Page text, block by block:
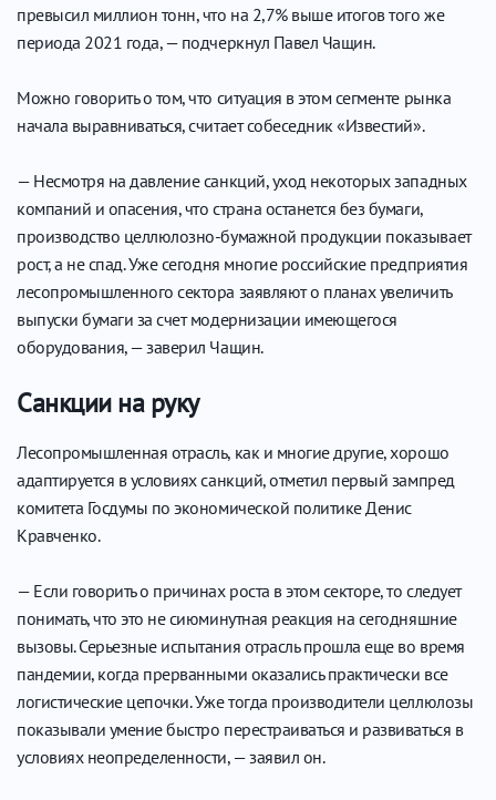
превысил миллион тонн, что на 2,7% выше итогов того же
периода 2021 года, — подчеркнул Павел Чащин.
Можно говорить о том, что ситуация в этом сегменте рынка
начала выравниваться, считает собеседник «Известий».
— Несмотря на давление санкций, уход некоторых западных
компаний и опасения, что страна останется без бумаги,
производство целлюлозно-бумажной продукции показывает
рост, а не спад. Уже сегодня многие российские предприятия
лесопромышленного сектора заявляют о планах увеличить
выпуски бумаги за счет модернизации имеющегося
оборудования, — заверил Чащин.
Санкции на руку
Лесопромышленная отрасль, как и многие другие, хорошо
адаптируется в условиях санкций, отметил первый зампред
комитета Госдумы по экономической политике Денис
Кравченко.
— Если говорить о причинах роста в этом секторе, то следует
понимать, что это не сиюминутная реакция на сегодняшние
вызовы. Серьезные испытания отрасль прошла еще во время
пандемии, когда прерванными оказались практически все
логистические цепочки. Уже тогда производители целлюлозы
показывали умение быстро перестраиваться и развиваться в
условиях неопределенности, — заявил он.